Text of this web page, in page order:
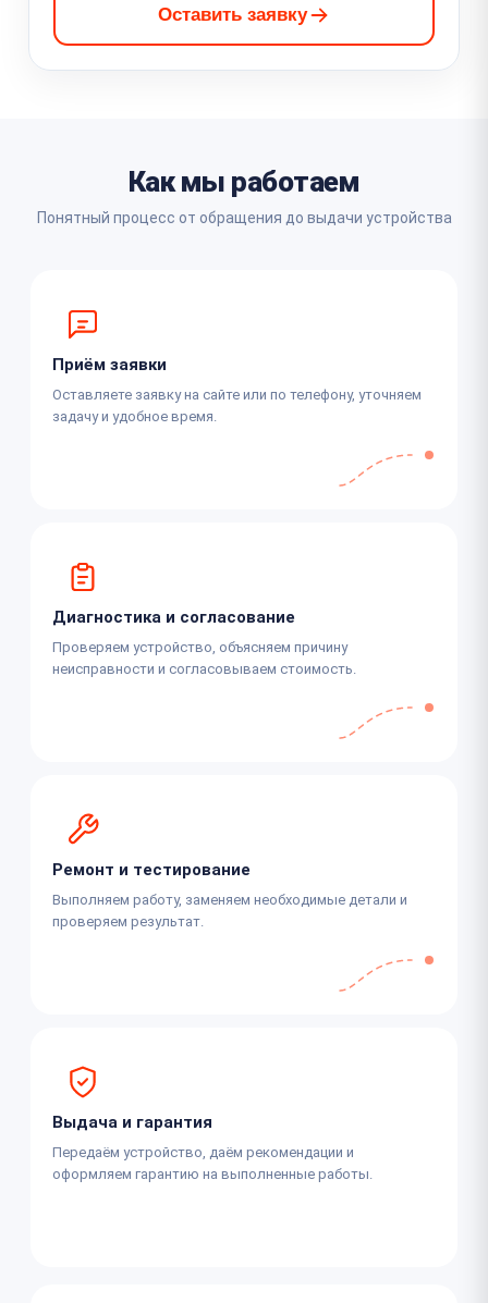
Оставить заявку
Как мы работаем
Понятный процесс от обращения до выдачи устройства
Приём заявки
Оставляете заявку на сайте или по телефону, уточняем
задачу и удобное время.
Диагностика и согласование
Проверяем устройство, объясняем причину
неисправности и согласовываем стоимость.
Ремонт и тестирование
Выполняем работу, заменяем необходимые детали и
проверяем результат.
Выдача и гарантия
Передаём устройство, даём рекомендации и
оформляем гарантию на выполненные работы.